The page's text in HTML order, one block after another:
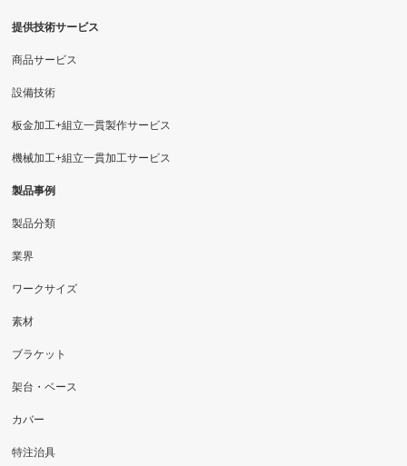
提供技術サービス
商品サービス
設備技術
板金加工+組立一貫製作サービス
機械加工+組立一貫加工サービス
製品事例
製品分類
業界
ワークサイズ
素材
ブラケット
架台・ベース
カバー
特注治具